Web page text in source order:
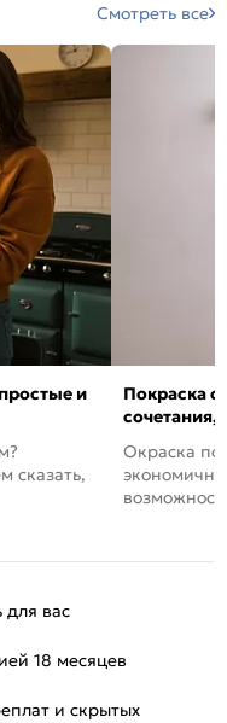
Смотреть все
и
сказать,
Покраска
сочетания,
Окраска
вас
18 месяцев
и скрытых